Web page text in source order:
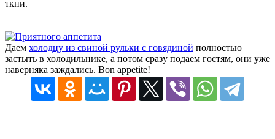
ткни.
Даем холодцу из свиной рульки с говядиной полностью
застыть в холодильнике, а потом сразу подаем гостям, они уже
наверняка заждались. Bon appetite!